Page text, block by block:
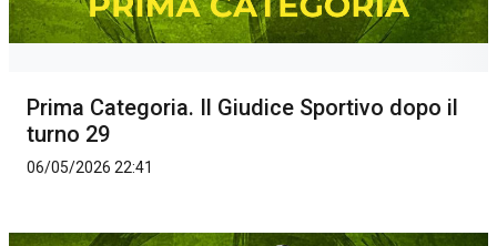
Prima Categoria. Il Giudice Sportivo dopo il
turno 29
06/05/2026 22:41